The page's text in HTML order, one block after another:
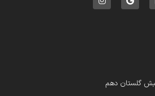
نبش گلستان دهم